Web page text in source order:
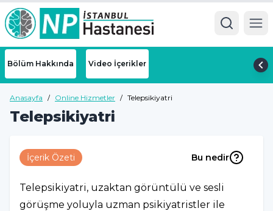
Bölüm Hakkında Video İçerikler
Anasayfa / Online Hizmetler / Telepsikiyatri
Telepsikiyatri
İçerik Özeti Bu nedir
Telepsikiyatri, uzaktan görüntülü ve sesli
görüşme yoluyla uzman psikiyatristler ile